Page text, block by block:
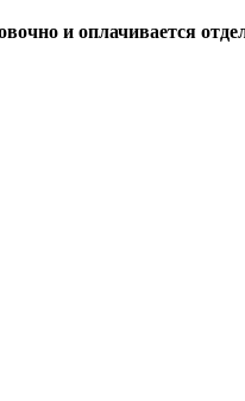
и оплачивается